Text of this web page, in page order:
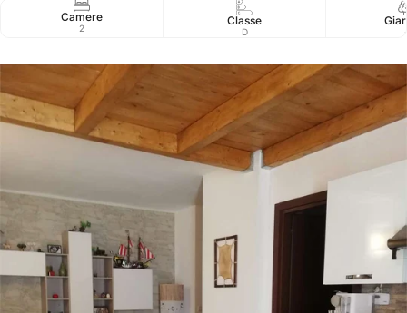
Camere
2
Classe
D